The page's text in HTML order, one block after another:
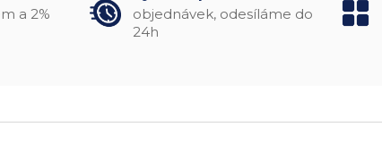
a 2%
objednávek, odesíláme do
24h